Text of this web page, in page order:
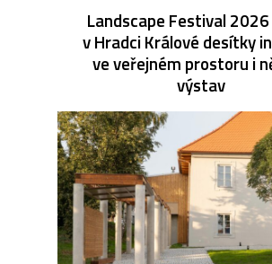
Landscape Festival
v Hradci Králové desítky
ve veřejném prostoru i
výstav